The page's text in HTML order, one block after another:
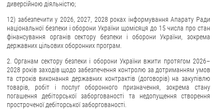
диверсійною діяльністю;
12) забезпечити у 2026, 2027, 2028 роках інформування Апарату Ради
національної безпеки і оборони України щомісяця до 15 числа про стан
фінансування органів сектору безпеки і оборони України, зокрема
державних цільових оборонних програм.
2. Органам сектору безпеки і оборони України вжити протягом 2026–
2028 років заходів щодо забезпечення контролю за дотриманням умов
та строків виконання державних контрактів (договорів) на закупівлю
товарів, робіт і послуг оборонного призначення, зокрема стану
погашення дебіторської заборгованості та недопущення створення
простроченої дебіторської заборгованості.